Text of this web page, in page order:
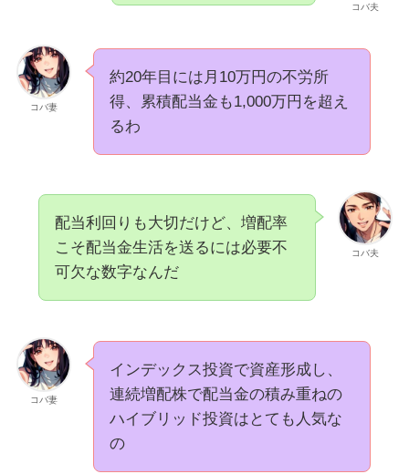
コバ夫
コバ妻
約20年目には月10万円の不労所
得、累積配当金も1,000万円を超え
るわ
コバ夫
配当利回りも大切だけど、増配率
こそ配当金生活を送るには必要不
可欠な数字なんだ
コバ妻
インデックス投資で資産形成し、
連続増配株で配当金の積み重ねの
ハイブリッド投資はとても人気な
の